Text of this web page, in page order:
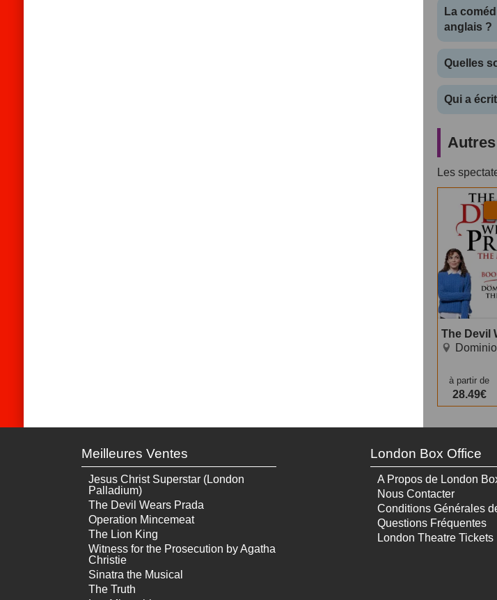
La
anglais ?
Quelles
Qui a
Les
The Devil
à partir de
28.49€
The Devil
Meilleures Ventes
Jesus Christ Superstar (London
Palladium)
The Devil Wears Prada
Operation Mincemeat
The Lion King
Witness for the Prosecution by Agatha
Christie
Sinatra the Musical
The Truth
London Box Office
A Propos de London
Nous Contacter
Conditions Générales
Questions Fréquentes
London Theatre Tickets